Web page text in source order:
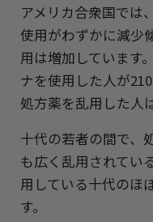
アメリカ合衆国では
使用がわずかに減少
用は増加しています
ナを使用した人が
処方薬を乱用した人
十代の若者の間で、
も広く乱用されてい
用している十代のほ
す。